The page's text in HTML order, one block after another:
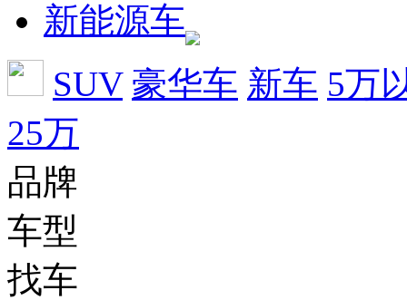
新能源车
SUV 豪华车 新车 5万
25万
品牌
车型
找车